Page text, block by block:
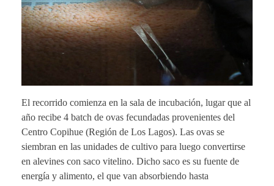
El recorrido comienza en la sala de incubación, lugar que al
año recibe 4 batch de ovas fecundadas provenientes del
Centro Copihue (Región de Los Lagos). Las ovas se
siembran en las unidades de cultivo para luego convertirse
en alevines con saco vitelino. Dicho saco es su fuente de
energía y alimento, el que van absorbiendo hasta